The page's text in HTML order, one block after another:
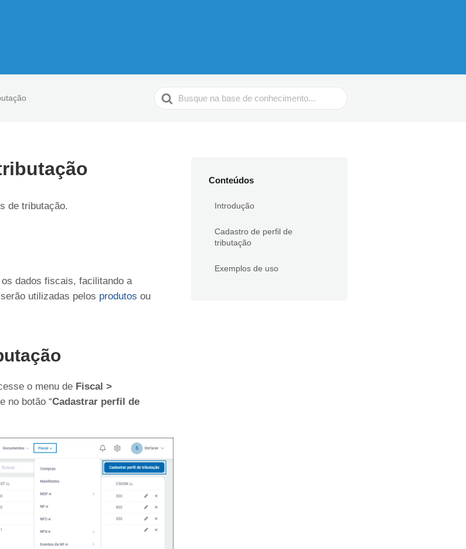
Pesquisar
de tributação.
dados fiscais, facilitando a
utilizadas pelos produtos ou
o menu de Fiscal >
no botão “Cadastrar perfil de
Conteúdos
Introdução
Cadastro de perfil de
tributação
Exemplos de uso